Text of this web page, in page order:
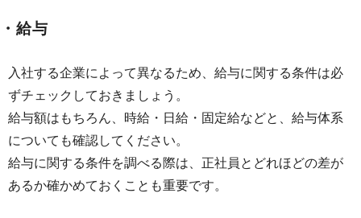
・給与
入社する企業によって異なるため、給与に関する条件は必
ずチェックしておきましょう。
給与額はもちろん、時給・日給・固定給などと、給与体系
についても確認してください。
給与に関する条件を調べる際は、正社員とどれほどの差が
あるか確かめておくことも重要です。